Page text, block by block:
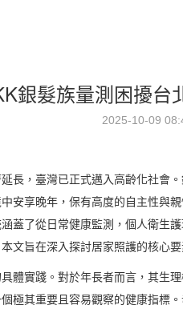
銀髮族量測困擾台
2025-10-09
長，臺灣已正式邁入高齡化社
安享晚年，保有高度的自主性與
蓋了從日常健康監測，個人衛生
文旨在深入探討居家照護的核心
體實踐。對於年長者而言，其生
極其重要且容易觀察的健康指標